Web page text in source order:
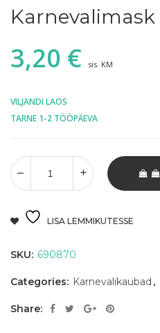
Karnevalimask
3,20 € sis. KM
VILJANDI LAOS
TARNE 1-2 TÖÖPÄEVA
LISA LEMMIKUTESSE
SKU: 690870
Categories: Karnevalikaubad ,
Share: